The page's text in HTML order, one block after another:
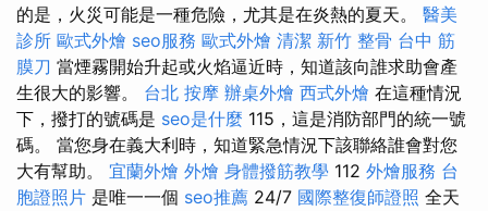
的是，火災可能是一種危險，尤其是在炎熱的夏天。 醫美
診所 歐式外燴 seo服務 歐式外燴 清潔 新竹 整骨 台中 筋
膜刀 當煙霧開始升起或火焰逼近時，知道該向誰求助會產
生很大的影響。 台北 按摩 辦桌外燴 西式外燴 在這種情況
下，撥打的號碼是 seo是什麼 115，這是消防部門的統一號
碼。 當您身在義大利時，知道緊急情況下該聯絡誰會對您
大有幫助。 宜蘭外燴 外燴 身體撥筋教學 112 外燴服務 台
胞證照片 是唯一一個 seo推薦 24/7 國際整復師證照 全天